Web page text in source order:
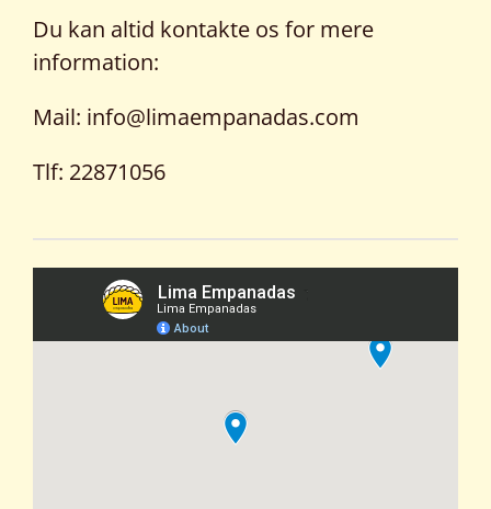
Du kan altid kontakte os for mere
information:
Mail: info@limaempanadas.com
Tlf: 22871056